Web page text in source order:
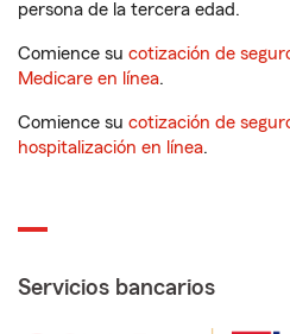
persona de la tercera edad.
Comience su cotización de
Medicare en línea.
Comience su cotización de
hospitalización en línea.
Servicios bancarios